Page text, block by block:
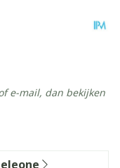
e-mail, dan bekijken